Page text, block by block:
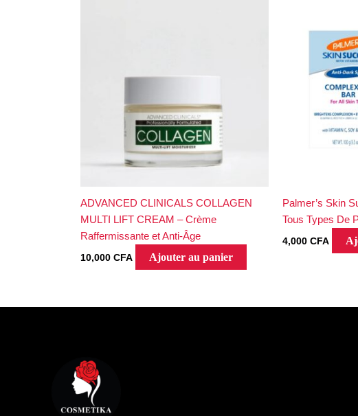
ADVANCED CLINICALS COLLAGEN
MULTI LIFT CREAM – Crème
Raffermissante et Anti-Âge
10,000 CFA Ajouter au panier
Palmer’s Skin
Tous Types De
4,000 CFA